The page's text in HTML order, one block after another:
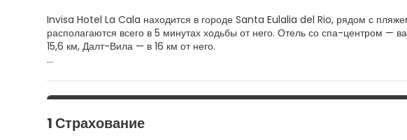
Invisa Hotel La Cala находится в городе Santa Eulalia del Rio, рядом с
располагаются всего в 5 минутах ходьбы от него. Отель со спа-центром —
15,6 км, Далт-Вила — в 16 км от него.
беспроводной доступ в интернет, услуги консьержа и телевизор в
Почувствуйте себя как дома в одном из 180 номеров, где установлены
1 Страхование